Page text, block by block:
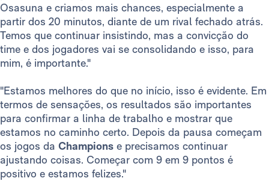
Osasuna e criamos mais chances, especialmente a
partir dos 20 minutos, diante de um rival fechado atrás.
Temos que continuar insistindo, mas a convicção do
time e dos jogadores vai se consolidando e isso, para
mim, é importante."
"Estamos melhores do que no início, isso é evidente. Em
termos de sensações, os resultados são importantes
para confirmar a linha de trabalho e mostrar que
estamos no caminho certo. Depois da pausa começam
os jogos da Champions e precisamos continuar
ajustando coisas. Começar com 9 em 9 pontos é
positivo e estamos felizes."